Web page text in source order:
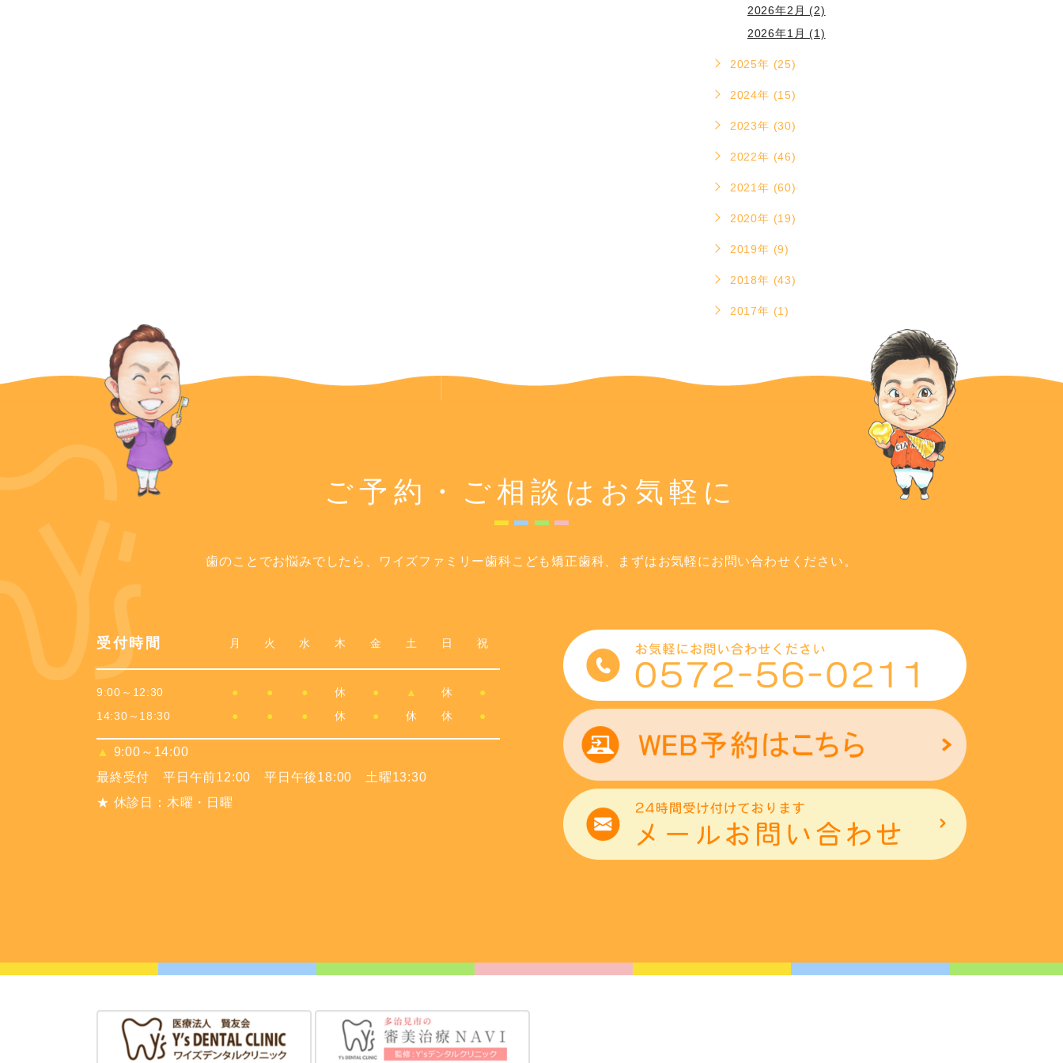
2026年2月 (2)
2026年1月 (1)
2025年 (25)
2024年 (15)
2023年 (30)
2022年 (46)
2021年 (60)
2020年 (19)
2019年 (9)
2018年 (43)
2017年 (1)
ご予約・ご相談は お気軽に
歯のことでお悩みでしたら、ワイズファミリー歯科こども矯正歯科、まずはお気軽にお問い合わせください。
受付時間 月 火 水 木 金 土 日 祝
9:00～12:30 ● ● ● 休 ● ▲ 休
●
14:30～18:30
● ● ● 休 ● 休 休 ●
▲ 9:00～14:00
最終受付 平日午前12:00 平日午後18:00 土曜13:30
★ 休診日：木曜・日曜